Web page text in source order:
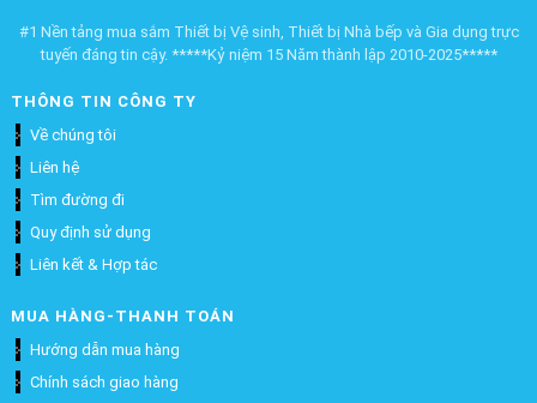
#1 Nền tảng mua sắm Thiết bị Vệ sinh, Thiết bị Nhà bếp và Gia dụng trực
tuyến đáng tin cậy. *****Kỷ niệm 15 Năm thành lập 2010-2025*****
THÔNG TIN CÔNG TY
Về chúng tôi
Liên hệ
Tìm đường đi
Quy định sử dụng
Liên kết & Hợp tác
MUA HÀNG-THANH TOÁN
Hướng dẫn mua hàng
Chính sách giao hàng